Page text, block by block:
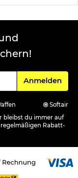
Für den
Anmelden
Softair
bleibst du immer auf
Rabatt-